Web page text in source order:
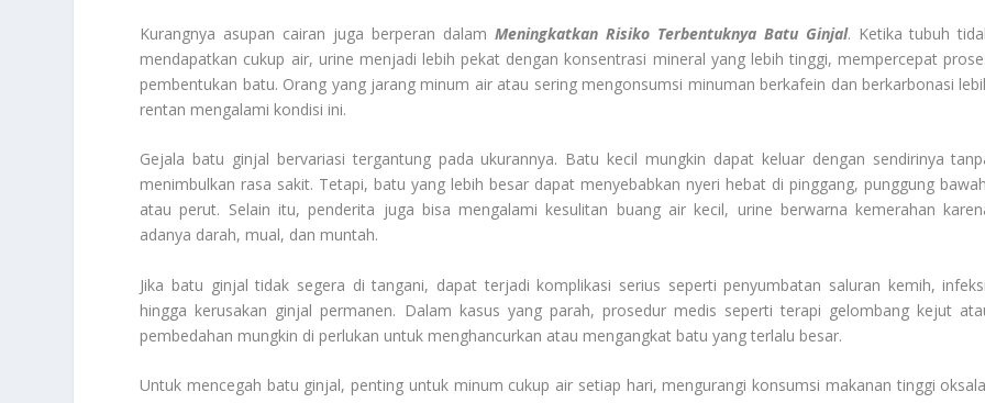
Kurangnya asupan cairan juga berperan dalam Meningkatkan Risiko Terbentuknya Batu Ginjal. Ketika tubuh
mendapatkan cukup air, urine menjadi lebih pekat dengan konsentrasi mineral yang lebih tinggi, mempercepat
pembentukan batu. Orang yang jarang minum air atau sering mengonsumsi minuman berkafein dan berkarbonasi
rentan mengalami kondisi ini.
Gejala batu ginjal bervariasi tergantung pada ukurannya. Batu kecil mungkin dapat keluar dengan sendirinya
menimbulkan rasa sakit. Tetapi, batu yang lebih besar dapat menyebabkan nyeri hebat di pinggang, punggung
atau perut. Selain itu, penderita juga bisa mengalami kesulitan buang air kecil, urine berwarna kemerahan
adanya darah, mual, dan muntah.
Jika batu ginjal tidak segera di tangani, dapat terjadi komplikasi serius seperti penyumbatan saluran kemih,
hingga kerusakan ginjal permanen. Dalam kasus yang parah, prosedur medis seperti terapi gelombang kejut
pembedahan mungkin di perlukan untuk menghancurkan atau mengangkat batu yang terlalu besar.
Untuk mencegah batu ginjal, penting untuk minum cukup air setiap hari, mengurangi konsumsi makanan tinggi